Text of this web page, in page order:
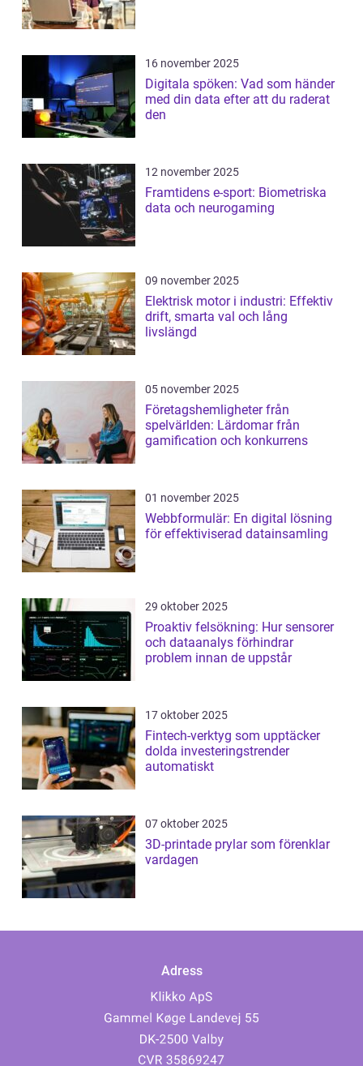
16 november 2025
Digitala spöken: Vad som händer
med din data efter att du raderat
den
12 november 2025
Framtidens e-sport: Biometriska
data och neurogaming
09 november 2025
Elektrisk motor i industri: Effektiv
drift, smarta val och lång
livslängd
05 november 2025
Företagshemligheter från
spelvärlden: Lärdomar från
gamification och konkurrens
01 november 2025
Webbformulär: En digital lösning
för effektiviserad datainsamling
29 oktober 2025
Proaktiv felsökning: Hur sensorer
och dataanalys förhindrar
problem innan de uppstår
17 oktober 2025
Fintech-verktyg som upptäcker
dolda investeringstrender
automatiskt
07 oktober 2025
3D-printade prylar som förenklar
vardagen
Adress